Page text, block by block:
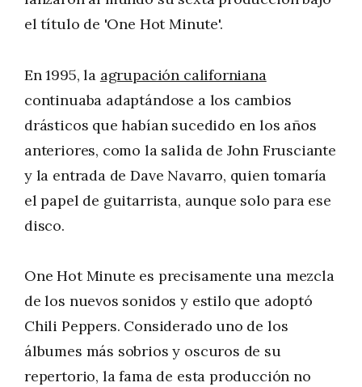
el título de 'One Hot Minute'.
En 1995, la agrupación californiana
continuaba adaptándose a los cambios
drásticos que habían sucedido en los años
anteriores, como la salida de John Frusciante
y la entrada de Dave Navarro, quien tomaría
el papel de guitarrista, aunque solo para ese
disco.
One Hot Minute es precisamente una mezcla
de los nuevos sonidos y estilo que adoptó
Chili Peppers. Considerado uno de los
álbumes más sobrios y oscuros de su
repertorio, la fama de esta producción no